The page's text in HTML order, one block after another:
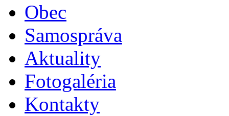
Obec
Samospráva
Aktuality
Fotogaléria
Kontakty